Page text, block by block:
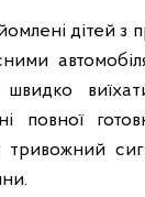
дітей з
повної
тривожний